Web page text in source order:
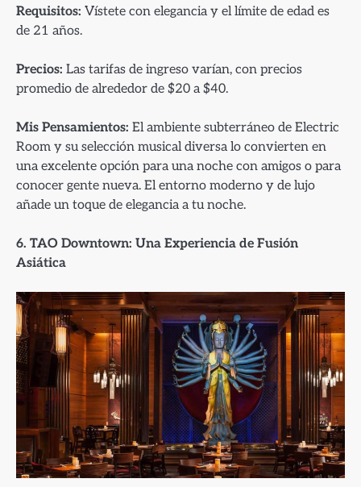
Requisitos: Vístete con elegancia y el límite de edad es
de 21 años.
Precios: Las tarifas de ingreso varían, con precios
promedio de alrededor de $20 a $40.
Mis Pensamientos: El ambiente subterráneo de Electric
Room y su selección musical diversa lo convierten en
una excelente opción para una noche con amigos o para
conocer gente nueva. El entorno moderno y de lujo
añade un toque de elegancia a tu noche.
6. TAO Downtown: Una Experiencia de Fusión
Asiática